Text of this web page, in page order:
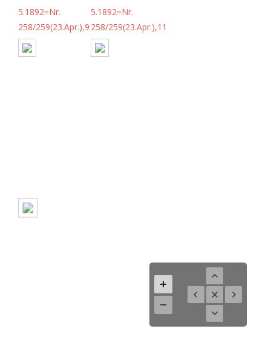
5.1892=Nr.
258/259(23.Apr.),9
5.1892=Nr.
258/259(23.Apr.),11